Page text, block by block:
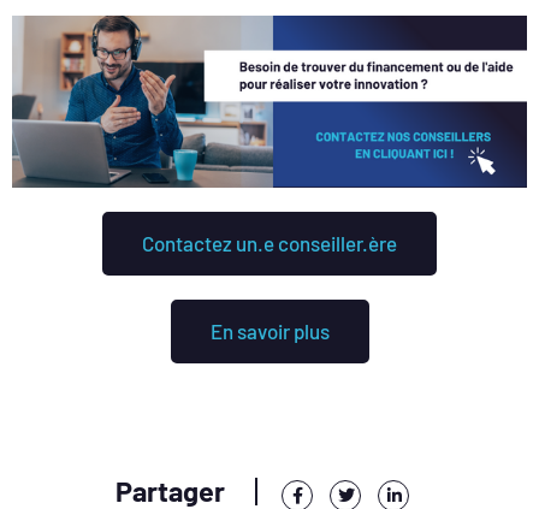
Contactez un.e conseiller.ère
En savoir plus
Partager